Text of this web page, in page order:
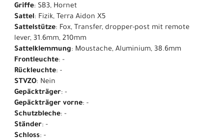
Griffe: SB3, Hornet
Sattel: Fizik, Terra Aidon X5
Sattelstütze: Fox, Transfer, dropper-post mit remote
lever, 31.6mm, 210mm
Sattelklemmung: Moustache, Aluminium, 38.6mm
Frontleuchte: -
Rückleuchte: -
STVZO: Nein
Gepäckträger: -
Gepäckträger vorne: -
Schutzbleche: -
Ständer: -
Schloss: -